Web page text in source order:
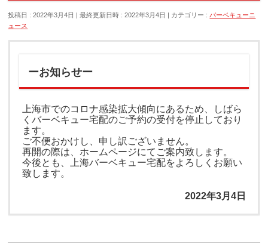
投稿日 : 2022年3月4日 最終更新日時 : 2022年3月4日 カテゴリー : バーベキューニ
ュース
ーお知らせー
上海市でのコロナ感染拡大傾向にあるため、しばら
くバーベキュー宅配のご予約の受付を停止しており
ます。
ご不便おかけし、申し訳ございません。
再開の際は、ホームページにてご案内致します。
今後とも、上海バーベキュー宅配をよろしくお願い
致します。
2022年3月4日